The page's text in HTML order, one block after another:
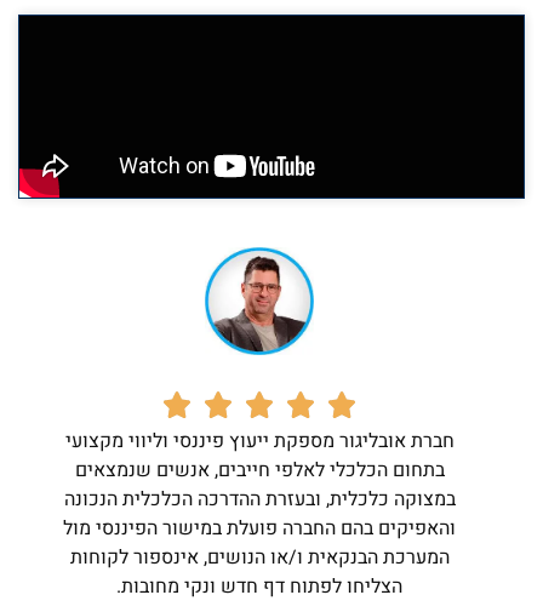
חברת אובליגור מספקת ייעוץ פיננסי וליווי מקצועי
בתחום הכלכלי לאלפי חייבים, אנשים שנמצאים
במצוקה כלכלית, ובעזרת ההדרכה הכלכלית הנכונה
והאפיקים בהם החברה פועלת במישור הפיננסי מול
המערכת הבנקאית ו/או הנושים, אינספור לקוחות
הצליחו לפתוח דף חדש ונקי מחובות.